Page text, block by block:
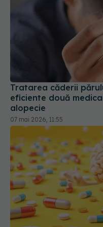
Tratarea căderii
eficiente două
alopecie
07 mai 2026, 11:55